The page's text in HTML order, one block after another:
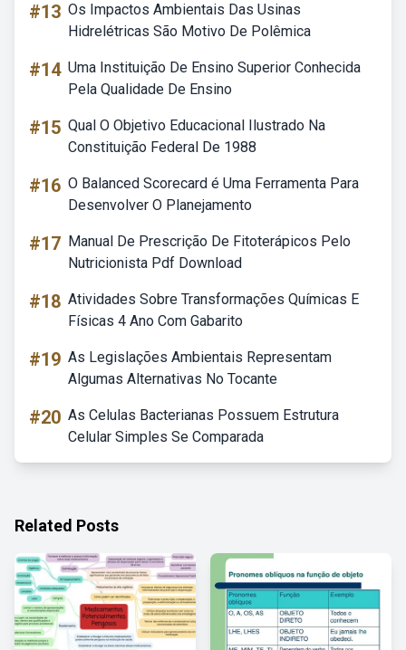
#13 Os Impactos Ambientais Das Usinas
Hidrelétricas São Motivo De Polêmica
#14 Uma Instituição De Ensino Superior Conhecida
Pela Qualidade De Ensino
#15 Qual O Objetivo Educacional Ilustrado Na
Constituição Federal De 1988
#16 O Balanced Scorecard é Uma Ferramenta Para
Desenvolver O Planejamento
#17 Manual De Prescrição De Fitoterápicos Pelo
Nutricionista Pdf Download
#18 Atividades Sobre Transformações Químicas E
Físicas 4 Ano Com Gabarito
#19 As Legislações Ambientais Representam
Algumas Alternativas No Tocante
#20 As Celulas Bacterianas Possuem Estrutura
Celular Simples Se Comparada
Related Posts